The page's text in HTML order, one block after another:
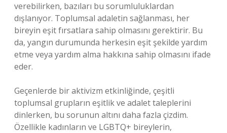
verebilirken, bazıları bu sorumluluklardan
dışlanıyor. Toplumsal adaletin sağlanması, her
bireyin eşit fırsatlara sahip olmasını gerektirir. Bu
da, yangın durumunda herkesin eşit şekilde yardım
etme veya yardım alma hakkına sahip olmasını ifade
eder.
Geçenlerde bir aktivizm etkinliğinde, çeşitli
toplumsal grupların eşitlik ve adalet taleplerini
dinlerken, bu sorunun altını daha fazla çizdim.
Özellikle kadınların ve LGBTQ+ bireylerin,